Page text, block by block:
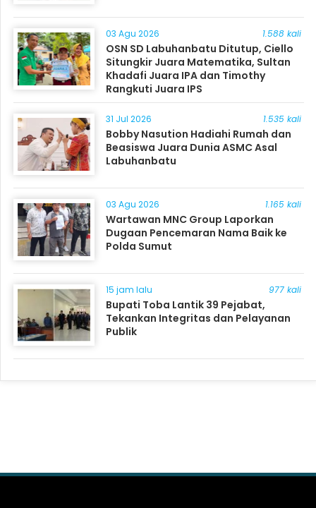
03 Agu 2026 1.588 kali
OSN SD Labuhanbatu Ditutup, Ciello
Situngkir Juara Matematika, Sultan
Khadafi Juara IPA dan Timothy
Rangkuti Juara IPS
31 Jul 2026 1.535 kali
Bobby Nasution Hadiahi Rumah dan
Beasiswa Juara Dunia ASMC Asal
Labuhanbatu
03 Agu 2026 1.165 kali
Wartawan MNC Group Laporkan
Dugaan Pencemaran Nama Baik ke
Polda Sumut
15 jam lalu 977 kali
Bupati Toba Lantik 39 Pejabat,
Tekankan Integritas dan Pelayanan
Publik